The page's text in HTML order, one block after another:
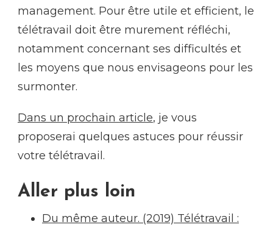
management. Pour être utile et efficient, le
télétravail doit être murement réfléchi,
notamment concernant ses difficultés et
les moyens que nous envisageons pour les
surmonter.
Dans un prochain article, je vous
proposerai quelques astuces pour réussir
votre télétravail.
Aller plus loin
Du même auteur. (2019) Télétravail :